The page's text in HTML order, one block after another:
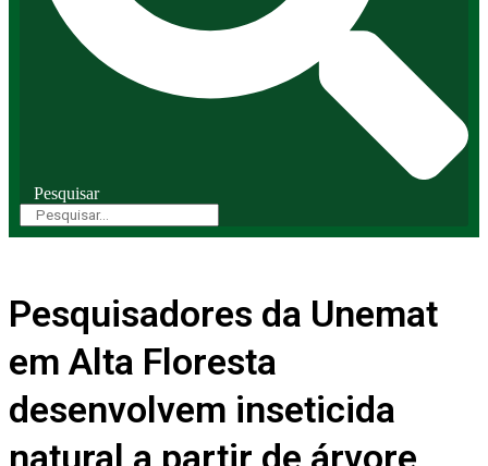
Pesquisar
Pesquisadores da Unemat
em Alta Floresta
desenvolvem inseticida